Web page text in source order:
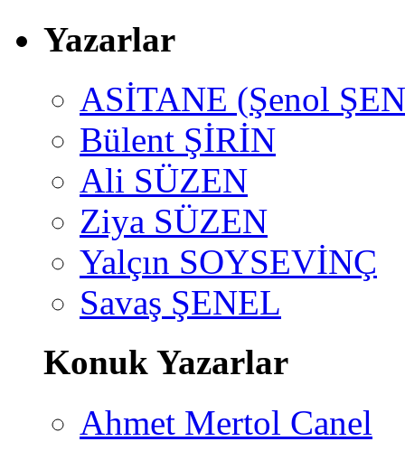
Yazarlar
ASİTANE (Şenol
Bülent ŞİRİN
Ali SÜZEN
Ziya SÜZEN
Yalçın SOYSEVİNÇ
Savaş ŞENEL
Konuk Yazarlar
Ahmet Mertol Canel